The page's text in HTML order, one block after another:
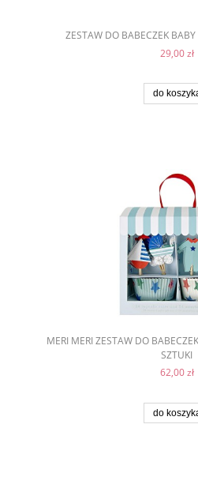
ZESTAW DO BABECZEK
29,00 zł
do
MERI MERI ZESTAW DO
SZTUKI
62,00 zł
do